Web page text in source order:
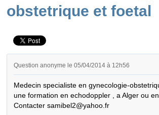
obstetrique et foetal
Question anonyme le 05/04/2014 à 12h56
Medecin specialiste en gynecologie-
une formation en echodoppler , a Alger ou
Contacter samibel2@yahoo.fr